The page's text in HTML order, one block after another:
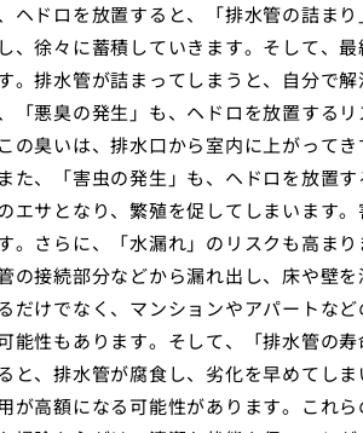
ヘドロを放置すると、「排水管の詰ま
、徐々に蓄積していきます。そして、
。排水管が詰まってしまうと、自分で
「悪臭の発生」も、ヘドロを放置する
の臭いは、排水口から室内に上がって
た、「害虫の発生」も、ヘドロを放置
エサとなり、繁殖を促してしまいます
。さらに、「水漏れ」のリスクも高ま
の接続部分などから漏れ出し、床や壁
だけでなく、マンションやアパートな
能性もあります。そして、「排水管の
と、排水管が腐食し、劣化を早めてし
が高額になる可能性があります。これ